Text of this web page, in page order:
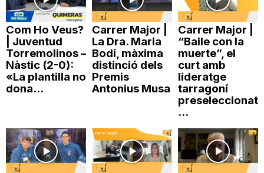
n
a
Com Ho Veus?
| Juventud
Torremolinos –
Nàstic (2-0):
«La plantilla no
dona...
Carrer Major |
La Dra. Maria
Bodí, màxima
distinció dels
Premis
Antonius Musa
Carrer Major |
“Baile con la
muerte”, el
curt amb
lideratge
tarragoní
preseleccionat
...